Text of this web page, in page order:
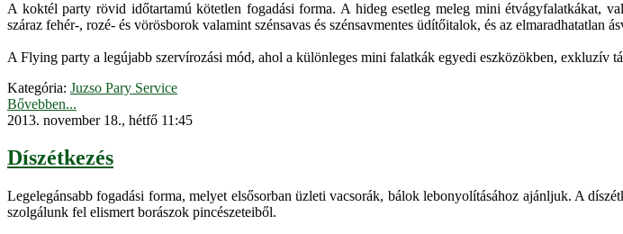
A koktél party rövid időtartamú kötetlen fogadási forma. A hideg esetleg meleg mini étvágyfalatkákat,
száraz fehér-, rozé- és vörösborok valamint szénsavas és szénsavmentes üdítőitalok, és az elmaradhatatlan
A Flying party a legújabb szervírozási mód, ahol a különleges mini falatkák egyedi eszközökben, exkluzív
Kategória: Juzso Pary Service
Bővebben...
2013. november 18., hétfő 11:45
Díszétkezés
Legelegánsabb fogadási forma, melyet elsősorban üzleti vacsorák, bálok lebonyolításához ajánljuk. A
szolgálunk fel elismert borászok pincészeteiből.